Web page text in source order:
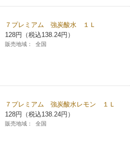
７プレミアム 強炭酸水 １Ｌ
128円（税込138.24円）
販売地域： 全国
７プレミアム 強炭酸水レモン １Ｌ
128円（税込138.24円）
販売地域： 全国